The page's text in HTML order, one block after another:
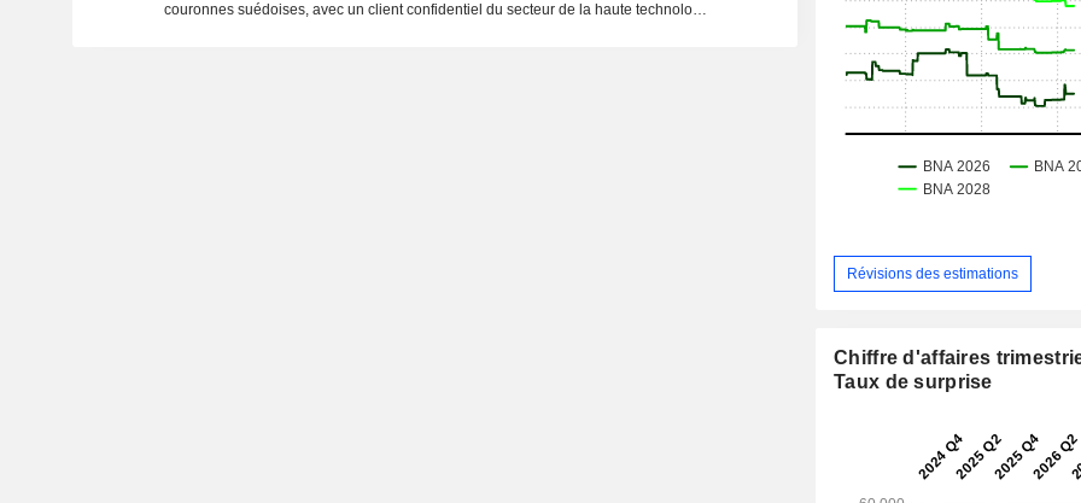
couronnes suédoises, avec un client confidentiel du secteur de la haute technologie
Révisions des estimations
Chiffre d'affaires
Taux de surprise